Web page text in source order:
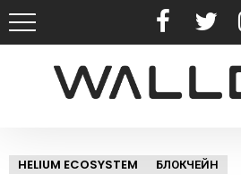
HELIUM ECOSYSTEM БЛОКЧЕЙН